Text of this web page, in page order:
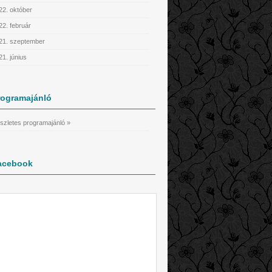
október
február
szeptember
június
programajánló »